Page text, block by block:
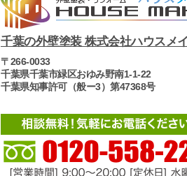
千葉の外壁塗装 株式会社ハウスメ
〒266-0033
千葉県千葉市緑区おゆみ野南1-1-22
千葉県知事許可（般ー3）第47368号